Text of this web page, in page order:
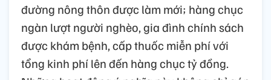
đường nông thôn được làm mới; hàng chục
ngàn lượt người nghèo, gia đình chính sách
được khám bệnh, cấp thuốc miễn phí với
tổng kinh phí lên đến hàng chục tỷ đồng.